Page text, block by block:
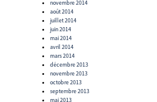
novembre 2014
août 2014
juillet 2014
juin 2014
mai 2014
avril 2014
mars 2014
décembre 2013
novembre 2013
octobre 2013
septembre 2013
mai 2013